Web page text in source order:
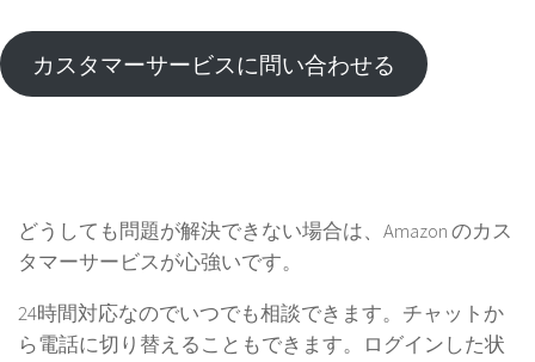
カスタマーサービスに問い合わせる
どうしても問題が解決できない場合は、Amazon のカス
タマーサービスが心強いです。
24時間対応なのでいつでも相談できます。チャットか
ら電話に切り替えることもできます。ログインした状